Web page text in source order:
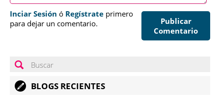
Publicar
Comentario
Inciar Sesión ó Regístrate primero
para dejar un comentario.
BLOGS RECIENTES